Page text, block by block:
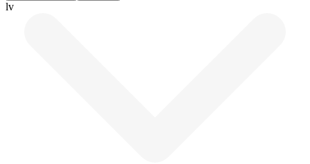
lv